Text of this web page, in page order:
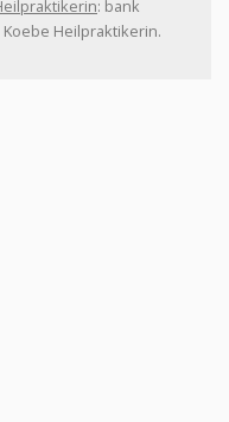
: bank
Heilpraktikerin.